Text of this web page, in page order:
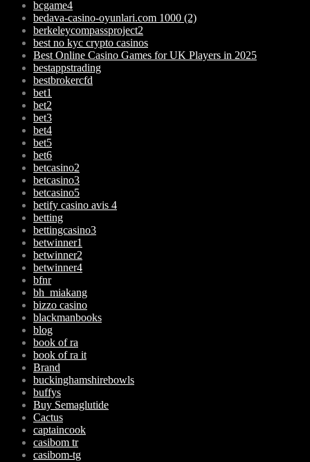
bcgame4
bedava-casino-oyunlari.com 1000 (2)
berkeleycompassproject2
best no kyc crypto casinos
Best Online Casino Games for UK Players in 2025
bestappstrading
bestbrokercfd
bet1
bet2
bet3
bet4
bet5
bet6
betcasino2
betcasino3
betcasino5
betify casino avis 4
betting
bettingcasino3
betwinner1
betwinner2
betwinner4
bfnr
bh_miakang
bizzo casino
blackmanbooks
blog
book of ra
book of ra it
Brand
buckinghamshirebowls
buffys
Buy Semaglutide
Cactus
captaincook
casibom tr
casibom-tg